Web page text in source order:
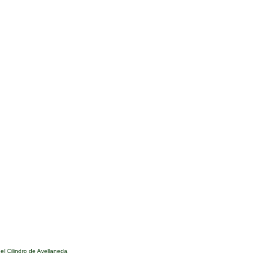
Cilindro de Avellaneda